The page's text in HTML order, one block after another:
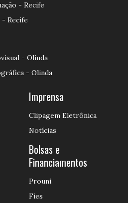
- Recife
Recife
- Olinda
- Olinda
Imprensa
Clipagem Eletrônica
Notícias
Bolsas e
Financiamentos
Prouni
Fies